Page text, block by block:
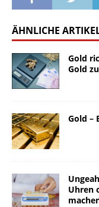
ÄHNLICHE
Gold
Gold
Gold –
Uhren